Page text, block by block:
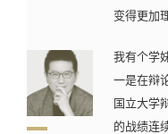
变得更加
我有个学
一是在辩
国立大学
的战绩连